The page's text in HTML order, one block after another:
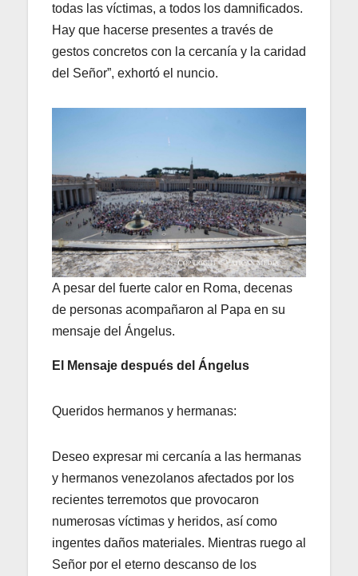
todas las víctimas, a todos los damnificados.
Hay que hacerse presentes a través de
gestos concretos con la cercanía y la caridad
del Señor”, exhortó el nuncio.
A pesar del fuerte calor en Roma, decenas
de personas acompañaron al Papa en su
mensaje del Ángelus.
El Mensaje después del Ángelus
Queridos hermanos y hermanas:
Deseo expresar mi cercanía a las hermanas
y hermanos venezolanos afectados por los
recientes terremotos que provocaron
numerosas víctimas y heridos, así como
ingentes daños materiales. Mientras ruego al
Señor por el eterno descanso de los